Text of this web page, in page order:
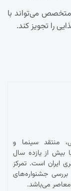
می‌تواند با
را تجویز کند.
منتقد سینما و
بیش از یازده سال
ایران است. تمرکز
بررسی جشنواره‌های
معاصر می‌باشد.